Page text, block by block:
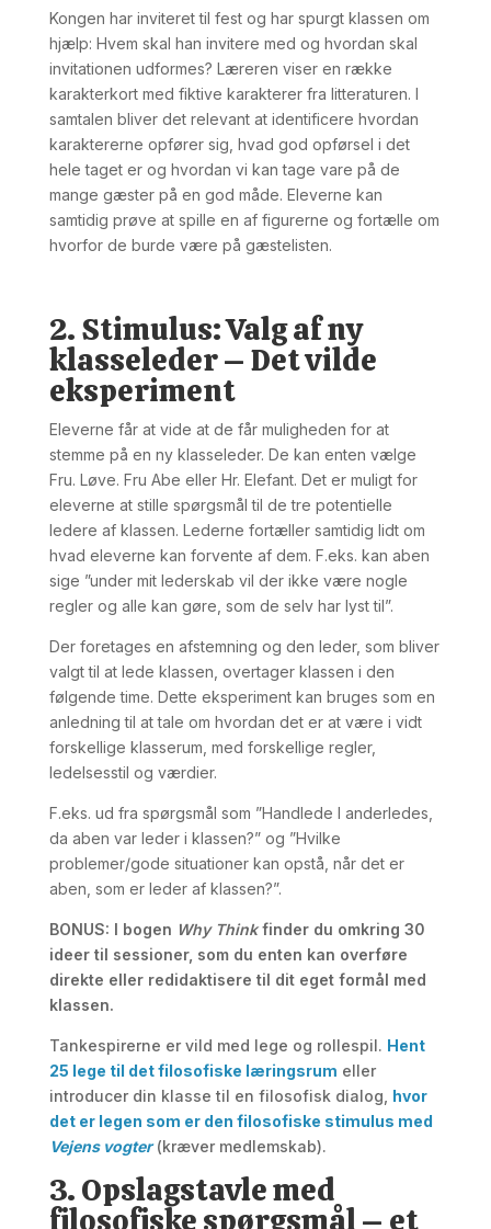
Kongen har inviteret til fest og har spurgt klassen om
hjælp: Hvem skal han invitere med og hvordan skal
invitationen udformes? Læreren viser en række
karakterkort med fiktive karakterer fra litteraturen. I
samtalen bliver det relevant at identificere hvordan
karaktererne opfører sig, hvad god opførsel i det
hele taget er og hvordan vi kan tage vare på de
mange gæster på en god måde. Eleverne kan
samtidig prøve at spille en af figurerne og fortælle om
hvorfor de burde være på gæstelisten.
2. Stimulus: Valg af ny
klasseleder – Det vilde
eksperiment
Eleverne får at vide at de får muligheden for at
stemme på en ny klasseleder. De kan enten vælge
Fru. Løve. Fru Abe eller Hr. Elefant. Det er muligt for
eleverne at stille spørgsmål til de tre potentielle
ledere af klassen. Lederne fortæller samtidig lidt om
hvad eleverne kan forvente af dem. F.eks. kan aben
sige ”under mit lederskab vil der ikke være nogle
regler og alle kan gøre, som de selv har lyst til”.
Der foretages en afstemning og den leder, som bliver
valgt til at lede klassen, overtager klassen i den
følgende time. Dette eksperiment kan bruges som en
anledning til at tale om hvordan det er at være i vidt
forskellige klasserum, med forskellige regler,
ledelsesstil og værdier.
F.eks. ud fra spørgsmål som ”Handlede I anderledes,
da aben var leder i klassen?” og ”Hvilke
problemer/gode situationer kan opstå, når det er
aben, som er leder af klassen?”.
BONUS: I bogen Why Thinkfinder du omkring 30
ideer til sessioner, som du enten kan overføre
direkte eller redidaktisere til dit eget formål med
klassen.
Tankespirerne er vild med lege og rollespil. Hent
25 lege til det filosofiske læringsrum eller
introducer din klasse til en filosofisk dialog, hvor
det er legen som er den filosofiske stimulus med
Vejens vogter(kræver medlemskab).
3. Opslagstavle med
filosofiske spørgsmål – et